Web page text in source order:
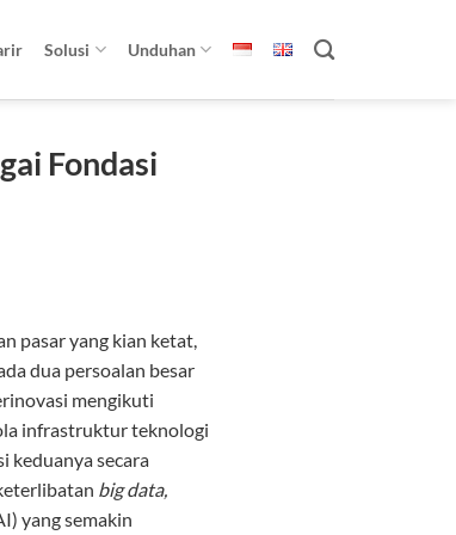
Solusi Unduhan
Fondasi
pasar yang kian ketat,
dua persoalan besar
mengikuti
infrastruktur teknologi
keduanya secara
big data,
yang semakin